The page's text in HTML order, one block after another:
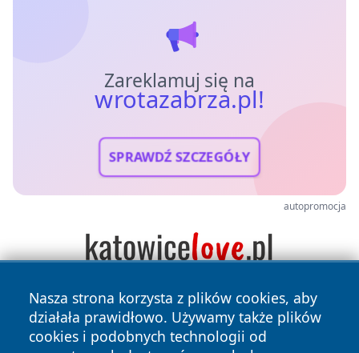
Zareklamuj się na
wrotazabrza.pl!
SPRAWDŹ SZCZEGÓŁY
autopromocja
Nasza strona korzysta z plików cookies, aby
działała prawidłowo. Używamy także plików
cookies i podobnych technologii od